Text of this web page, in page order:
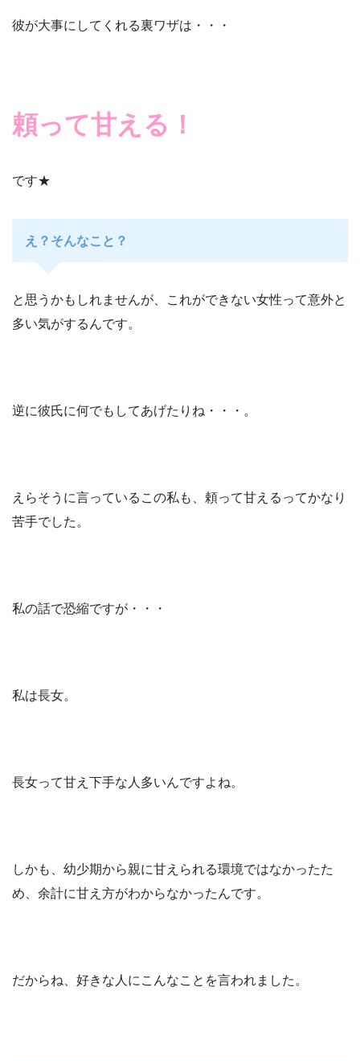
彼が大事にしてくれる裏ワザは・・・
頼って甘える！
です★
え？そんなこと？
と思うかもしれませんが、これができない女性って意外と
多い気がするんです。
逆に彼氏に何でもしてあげたりね・・・。
えらそうに言っているこの私も、頼って甘えるってかなり
苦手でした。
私の話で恐縮ですが・・・
私は長女。
長女って甘え下手な人多いんですよね。
しかも、幼少期から親に甘えられる環境ではなかったた
め、余計に甘え方がわからなかったんです。
だからね、好きな人にこんなことを言われました。